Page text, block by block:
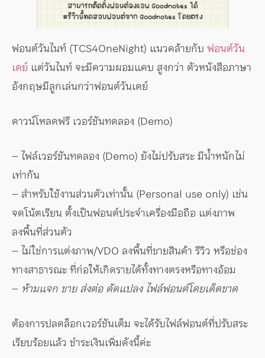
ฟอนต์วันไนท์ (TCS4OneNight) แนวคล้ายกับ ฟอนต์วัน
เดย์ แต่วันไนท์ จะมีความผอมแคบ สูงกว่า ตัวหนังสือภาษา
อังกฤษมีลูกเล่นกว่าฟอนต์วันเดย์
ดาวน์โหลดฟรี เวอร์ชันทดลอง (Demo)
– ไฟล์เวอร์ชันทดลอง (Demo) ยังไม่ปรับสระ มีน้ำหนักไม่
เท่ากัน
– สำหรับใช้งานส่วนตัวเท่านั้น (Personal use only) เช่น
จดโน้ตเรียน ตั้งเป็นฟอนต์ประจำเครื่องมือถือ แต่งภาพ
ลงพื้นที่ส่วนตัว
– ไม่ใช่การแต่งภาพ/VDO ลงพื้นที่ขายสินค้า รีวิว หรือช่อง
ทางสาธารณะ ที่ก่อให้เกิดรายได้ทั้งทางตรงหรือทางอ้อม
– ห้ามแจก ขาย ส่งต่อ ดัดแปลง ไฟล์ฟอนต์โดยเด็ดขาด
ต้องการปลดล็อกเวอร์ชันเต็ม จะได้รับไฟล์ฟอนต์ที่ปรับสระ
เรียบร้อยแล้ว ชำระเงินเพิ่มดังนี้ค่ะ